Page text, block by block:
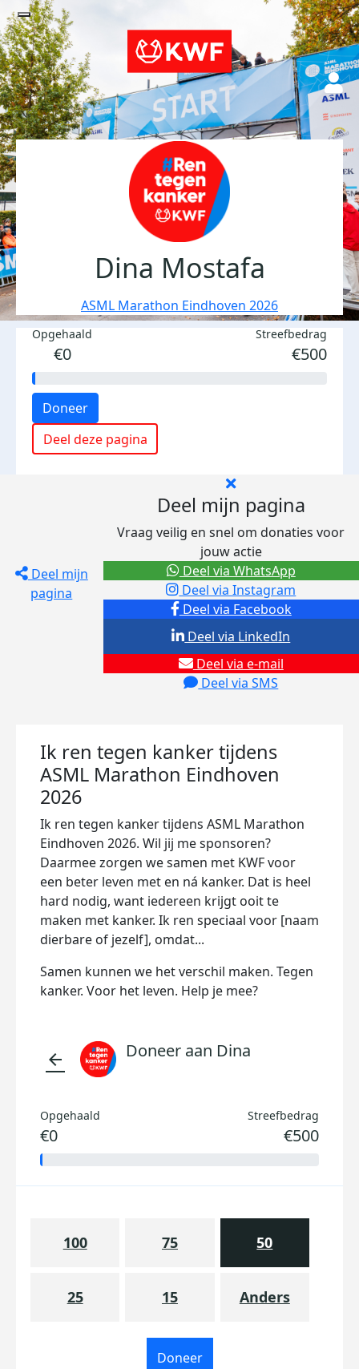
Dina Mostafa
ASML Marathon Eindhoven 2026
Opgehaald
€0
Streefbedrag
€500
Doneer
Deel deze pagina
Deel mijn
pagina
Deel mijn pagina
Vraag veilig en snel om donaties voor
jouw actie
Deel via Facebook
Deel via Instagram
Deel via e-mail
Deel via SMS
Deel via LinkedIn
Deel via WhatsApp
Ik ren tegen kanker tijdens
ASML Marathon Eindhoven
2026
Ik ren tegen kanker tijdens ASML Marathon
Eindhoven 2026. Wil jij me sponsoren?
Daarmee zorgen we samen met KWF voor
een beter leven met en ná kanker. Dat is heel
hard nodig, want iedereen krijgt ooit te
maken met kanker. Ik ren speciaal voor [naam
dierbare of jezelf], omdat...
Samen kunnen we het verschil maken. Tegen
kanker. Voor het leven. Help je mee?
arrow_back Doneer aan Dina
Opgehaald
€0
Streefbedrag
€500
100 75 50
25 15 Anders
Doneer